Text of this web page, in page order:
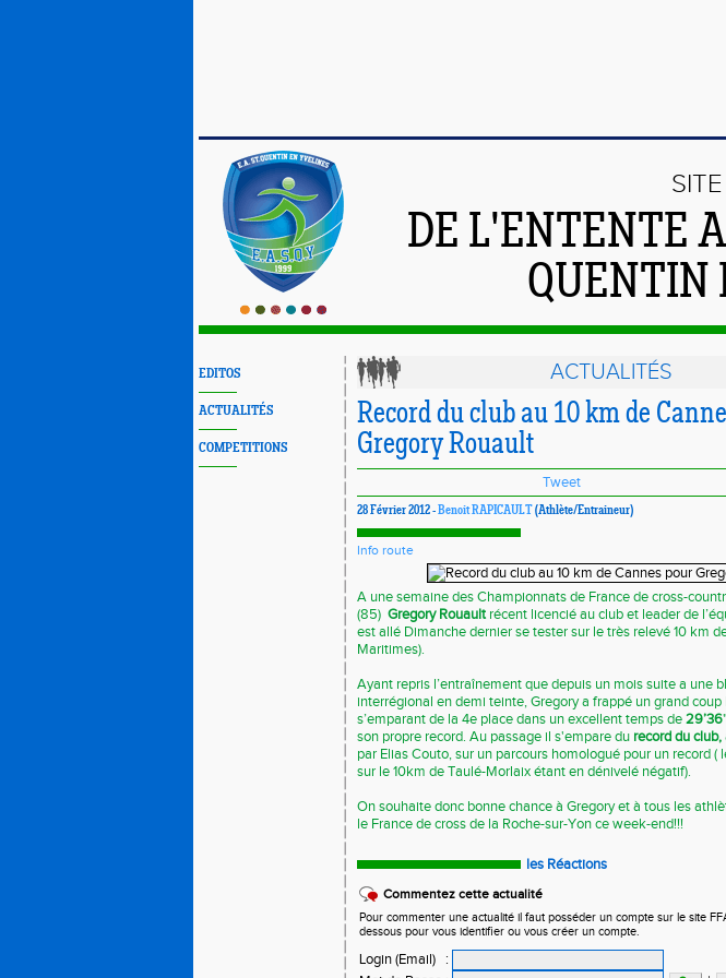
DE L'ENTENTE
QUENTIN
EDITOS
ACTUALITÉS
COMPETITIONS
ACTUALITÉS
Record du club au 10 km de
Gregory Rouault
Tweet
28 Février 2012 -Benoit RAPICAULT(Athlète/Entraineur)
Info route
A une semaine des Championnats de France de cross-
(85) Gregory Rouaultrécent licencié au club et leader de
est allé Dimanche dernier se tester sur le très relevé 10 km
Maritimes).
Ayant repris l’entraînement que depuis un mois suite a une
interrégional en demi teinte, Gregory a frappé un grand
s’emparant de la 4e place dans un excellent temps de29’36
son propre record. Au passage il s'empare du record du club,
par Elias Couto, sur un parcours homologué pour un record (
sur le 10km de Taulé-Morlaix étant en dénivelé négatif).
On souhaite donc bonne chance à Gregory et à tous les
le France de cross de la Roche-sur-Yon ce week-end!!!
les Réactions
Commentez cette actualité
Pour commenter une actualité il faut posséder un compte sur le site
dessous pour vous identifier ou vous créer un compte.
Login (Email)
: